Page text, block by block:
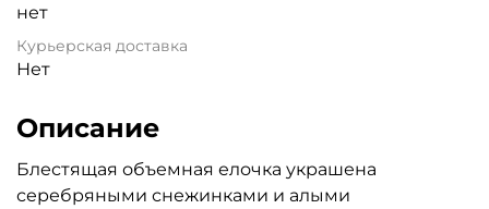
нет
Курьерская доставка
Нет
Описание
Блестящая объемная елочка украшена
серебряными снежинками и алыми